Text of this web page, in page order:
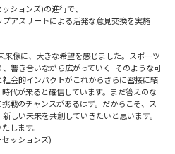
ションズ)の進行で、
アスリートによる活発な意見交換を実施
像に、大きな希望を感じました。スポーツ
響き合いながら広がっていく ―― そのような可
会的インパクトがこれからさらに密接に結
代が来ると確信しています。まだ答えのな
戦のチャンスがあるはず。だからこそ、ス
しい未来を共創していきたいと思います。
します。
ッションズ)